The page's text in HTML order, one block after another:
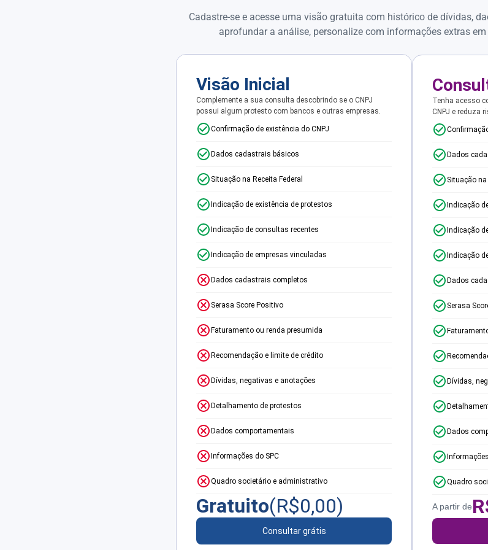
Cadastre-se e acesse uma visão gratuita com histórico de dívidas,
aprofundar a análise, personalize com informações extras
Visão Inicial
Complemente a sua consulta descobrindo se o CNPJ
possui algum protesto com bancos e outras empresas.
Confirmação de existência do CNPJ
Dados cadastrais básicos
Situação na Receita Federal
Indicação de existência de protestos
Indicação de consultas recentes
Indicação de empresas vinculadas
Dados cadastrais completos
Serasa Score Positivo
Faturamento ou renda presumida
Recomendação e limite de crédito
Dívidas, negativas e anotações
Detalhamento de protestos
Dados comportamentais
Informações do SPC
Quadro societário e administrativo
Gratuito(R$0,00)
Consultar grátis
Tenha acesso
CNPJ e reduza
Dados
Situação na
Indicação
Indicação
Indicação
Dados
Serasa
Dívidas,
Dados
Quadro
A partir de